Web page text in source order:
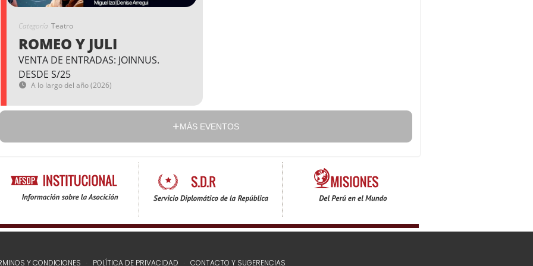
Categoría Teatro
ROMEO Y JULI
VENTA DE ENTRADAS: JOINNUS.
DESDE S/25
A lo largo del año (2026)
MÁS EVENTOS
Y CONDICIONES POLÍTICA DE PRIVACIDAD CONTACTO Y SUGERENCIAS